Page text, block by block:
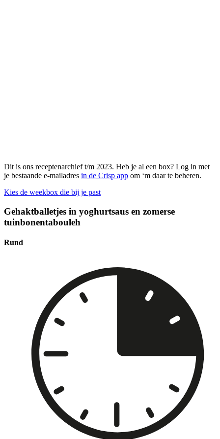
Dit is ons receptenarchief t/m 2023. Heb je al een box? Log in met
je bestaande e-mailadres in de Crisp app om ‘m daar te beheren.
Kies de weekbox die bij je past
Gehaktballetjes in yoghurtsaus en zomerse
tuinbonentabouleh
Rund